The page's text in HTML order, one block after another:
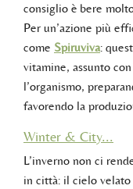
consiglio è bere
Per un’azione più
come Spiruviva:
vitamine, assunto
l’organismo,
favorendo la
Winter & City...
L’inverno non ci
in città: il cielo